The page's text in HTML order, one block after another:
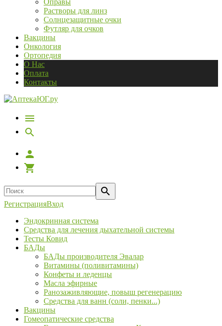
Оправы
Растворы для линз
Солнцезащитные очки
Футляр для очков
Вакцины
Онкология
Ортопедия
О Нас
Оплата
Контакты
РегистрацияВход
Эндокринная система
Средства для лечения дыхательной системы
Тесты Ковид
БАДы
БАДы производителя Эвалар
Витамины (поливитамины)
Конфеты и леденцы
Масла эфирные
Ранозаживляющие, повыш регенерацию
Средства для ванн (соли, пенки...)
Вакцины
Гомеопатические средства